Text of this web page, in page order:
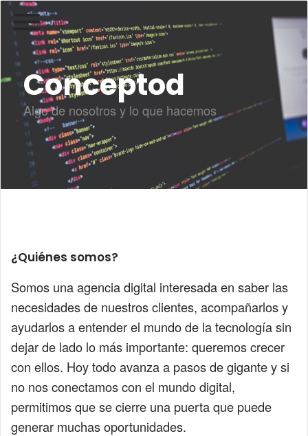
Conceptod
Algo de nosotros y lo que hacemos
¿Quiénes somos?
Somos una agencia digital interesada en saber las
necesidades de nuestros clientes, acompañarlos y
ayudarlos a entender el mundo de la tecnología sin
dejar de lado lo más importante: queremos crecer
con ellos. Hoy todo avanza a pasos de gigante y si
no nos conectamos con el mundo digital,
permitimos que se cierre una puerta que puede
generar muchas oportunidades.